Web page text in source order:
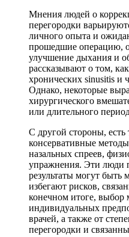
Мнения людей о
перегородки
личного опыта и
прошедшие операцию,
улучшение дыхания и
рассказывают о том,
хронических sinusitis и
Однако, некоторые
хирургического
или длительного
С другой стороны, есть
консервативные
назальных спреев,
упражнения. Эти люди
результаты могут быть
избегают рисков,
конечном итоге, выбор
индивидуальных
врачей, а также от
перегородки и